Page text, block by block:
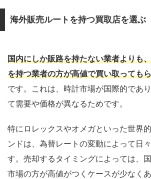
海外販売ルートを持つ買取店を選ぶ
国内にしか販路を持たない業者よりも
を持つ業者の方が高値で買い取っても
です。これは、時計市場が国際的であ
て需要や価格が異なるためです。
特にロレックスやオメガといった世界
ンドは、為替レートの変動によって日
す。売却するタイミングによっては、
市場の方が高値がつくケースが少なく